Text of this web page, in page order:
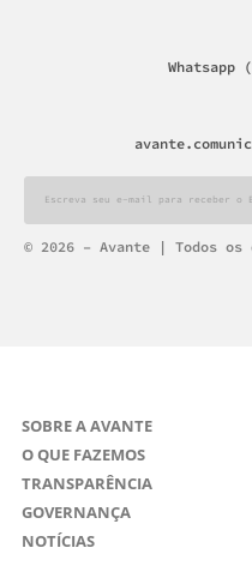
Whatsapp
© 2026 – Avante | Todos
SOBRE A AVANTE
O QUE FAZEMOS
TRANSPARÊNCIA
GOVERNANÇA
NOTÍCIAS